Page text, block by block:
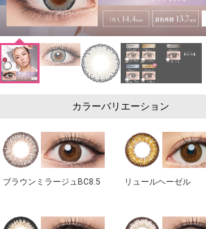
カラーバリエーション
ブラウンミラージュBC8.5 リュールヘーゼル